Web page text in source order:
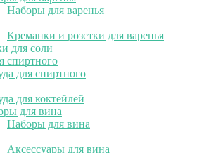
Наборы для варенья
Креманки и розетки для варенья
для соли
спиртного
для спиртного
для коктейлей
для вина
Наборы для вина
Аксессуары для вина